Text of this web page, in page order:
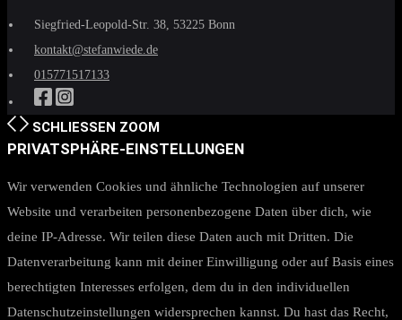
Siegfried-Leopold-Str. 38, 53225 Bonn
kontakt@stefanwiede.de
015771517133
SCHLIESSEN ZOOM
PRIVATSPHÄRE-EINSTELLUNGEN
Wir verwenden Cookies und ähnliche Technologien auf unserer
Website und verarbeiten personenbezogene Daten über dich, wie
deine IP-Adresse. Wir teilen diese Daten auch mit Dritten. Die
Datenverarbeitung kann mit deiner Einwilligung oder auf Basis eines
berechtigten Interesses erfolgen, dem du in den individuellen
Datenschutzeinstellungen widersprechen kannst. Du hast das Recht,